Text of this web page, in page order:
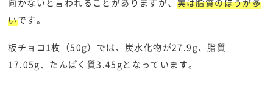
向かないと言われることがありますが、 実は脂質のほうが多
いです。
板チョコ1枚（50g）では、炭水化物が27.9g、脂質
17.05g、たんぱく質3.45gとなっています。